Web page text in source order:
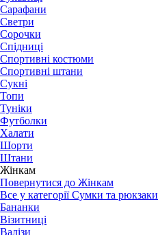
Сарафани
Светри
Сорочки
Спідниці
Спортивні костюми
Спортивні штани
Сукні
Топи
Туніки
Футболки
Халати
Шорти
Штани
Жінкам
Повернутися до Жінкам
Все у категорії Сумки та рюкзаки
Бананки
Візитниці
Валізи